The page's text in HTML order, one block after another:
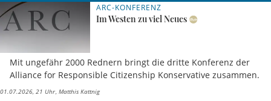
ARC-KONFERENZ
Im Westen zu viel Neues
Mit ungefähr 2000 Rednern bringt die dritte Konferenz der
Alliance for Responsible Citizenship Konservative zusammen.
01.07.2026, 21 Uhr Matthis Kattnig